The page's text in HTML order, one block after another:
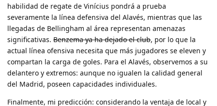
habilidad de regate de Vinícius pondrá a prueba
severamente la línea defensiva del Alavés, mientras que las
llegadas de Bellingham al área representan amenazas
significativas. Benzema ya ha dejado el club, por lo que la
actual línea ofensiva necesita que más jugadores se eleven y
compartan la carga de goles. Para el Alavés, observemos a su
delantero y extremos: aunque no igualen la calidad general
del Madrid, poseen capacidades individuales.
Finalmente, mi predicción: considerando la ventaja de local y